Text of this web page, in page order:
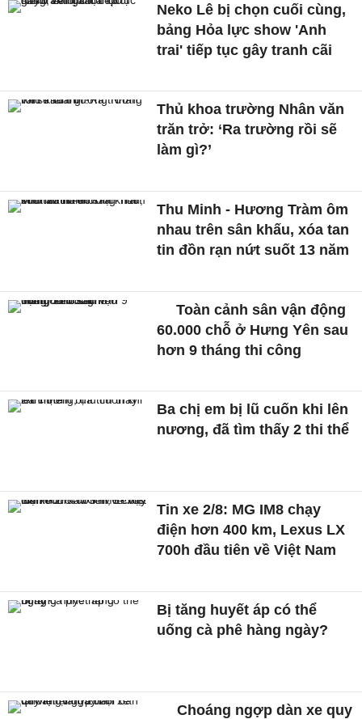
Neko Lê bị chọn cuối cùng,
bảng Hỏa lực show 'Anh
trai' tiếp tục gây tranh cãi
Thủ khoa trường Nhân văn
trăn trở: ‘Ra trường rồi sẽ
làm gì?’
Thu Minh - Hương Tràm ôm
nhau trên sân khấu, xóa tan
tin đồn rạn nứt suốt 13 năm
Toàn cảnh sân vận động
60.000 chỗ ở Hưng Yên sau
hơn 9 tháng thi công
Ba chị em bị lũ cuốn khi lên
nương, đã tìm thấy 2 thi thể
Tin xe 2/8: MG IM8 chạy
điện hơn 400 km, Lexus LX
700h đầu tiên về Việt Nam
Bị tăng huyết áp có thể
uống cà phê hàng ngày?
Choáng ngợp dàn xe quy